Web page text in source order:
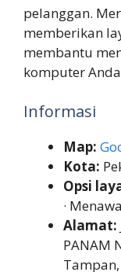
pelanggan.
memberikan
membantu
komputer
Informasi
Map:
Kota:
Opsi
·
Alamat:
PANAM